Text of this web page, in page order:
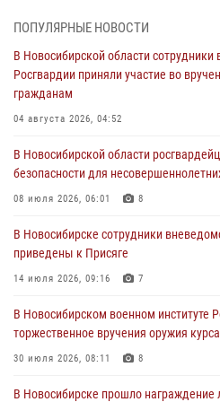
При силовой поддержке бойцов
пресечена деятельность группы лиц,
в сфере страхования
В Новосибирске сотрудниками
Росгвардии задержан гражданин,
В Новосибирске военнослужащие
Росгвардии провели занятия по
В Новосибирске военнослужащие
– жертв войны в Донбассе
ПОПУЛЯРНЫЕ НОВОСТИ
В Новосибирской области
Росгвардии приняли участие во
гражданам
04 августа 2026, 04:52
В Новосибирской области
безопасности для
08 июля 2026, 06:01 8
В Новосибирске сотрудники
приведены к Присяге
14 июля 2026, 09:16 7
В Новосибирском военном институте
торжественное вручения оружия
30 июля 2026, 08:11 8
В Новосибирске прошло награждение